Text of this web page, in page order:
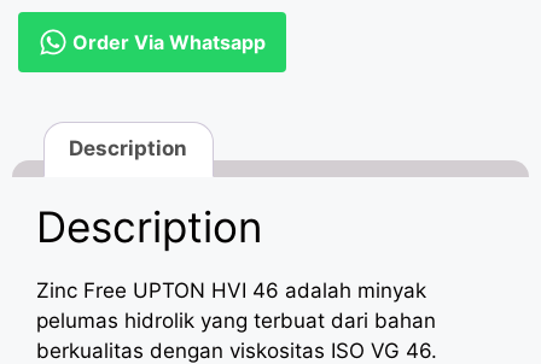
Order Via Whatsapp
Description
Description
Zinc Free UPTON HVI 46 adalah minyak
pelumas hidrolik yang terbuat dari bahan
berkualitas dengan viskositas ISO VG 46.